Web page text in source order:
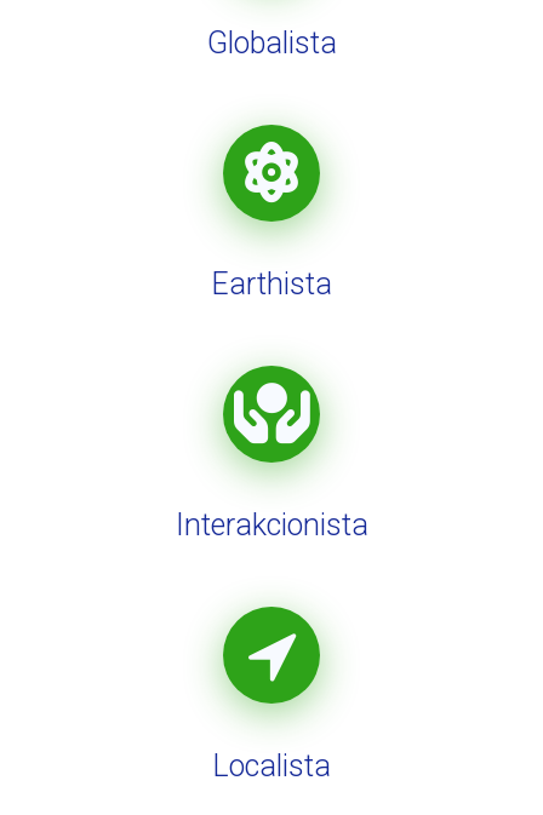
Globalista
Earthista
Interakcionista
Localista